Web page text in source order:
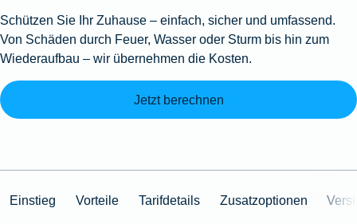
Schützen Sie Ihr Zuhause – einfach, sicher und umfassend.
Von Schäden durch Feuer, Wasser oder Sturm bis hin zum
Wiederaufbau – wir übernehmen die Kosten.
Jetzt berechnen
Einstieg Vorteile Tarifdetails Zusatzoptionen